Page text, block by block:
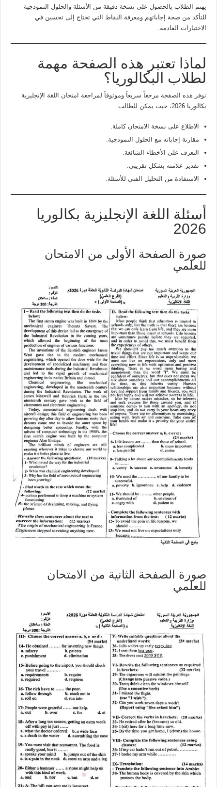
يهتم الطلاب بالحصول على نسخة دقيقة من الأسئلة والحلول النموذجية
للتأكد من صحة إجاباتهم ومعرفة النقاط التي تحتاج إلى تحسين في
الاختبارات القادمة.
لماذا تعتبر هذه الصفحة مهمة
لطلاب البكالوريا؟
توفر هذه الصفحة مرجعاً سريعاً وموثوقاً لمراجعة امتحان اللغة الإنجليزية
بكالوريا 2026، حيث يمكن للطالب:
الاطلاع على نسخة الامتحان كاملة.
مقارنة إجاباته مع الحلول النموذجية.
التعرف على الأخطاء الشائعة.
تقدير علامته بشكل تقريبي.
الاستفادة من التحليل الفني للأسئلة.
أسئلة اللغة الإنجليزية بكالوريا
2026
صورة الصفحة الأولى من الامتحان
للعلمي
صورة الصفحة الثانية من الامتحان
للعلمي